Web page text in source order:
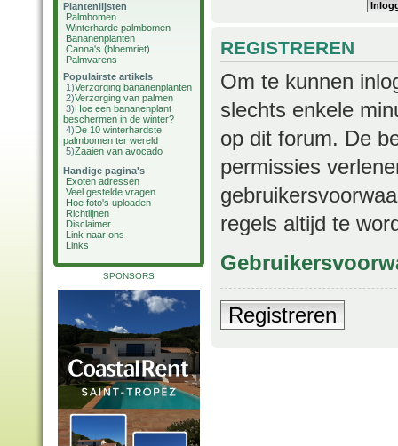
Plantenlijsten
Palmbomen
Winterharde palmbomen
Bananenplanten
Canna's (bloemriet)
Palmvarens
Populairste artikels
1)Verzorging bananenplanten
2)Verzorging van palmen
3)Hoe een bananenplant
beschermen in de winter?
4)De 10 winterhardste
palmbomen ter wereld
5)Zaaien van avocado
Handige pagina's
Exoten adressen
Veel gestelde vragen
Hoe foto's uploaden
Richtlijnen
Disclaimer
Link naar ons
Links
SPONSORS
REGISTREREN
Om te kunnen
slechts enkele
op dit forum. De
permissies
regels altijd te
Registreren